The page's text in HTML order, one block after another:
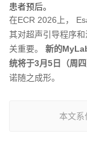
患者预后。
在ECR 2026上，
其对超声引导程序
关重要。
新的
统将于3月5日（周
诺随之成形。
本文系